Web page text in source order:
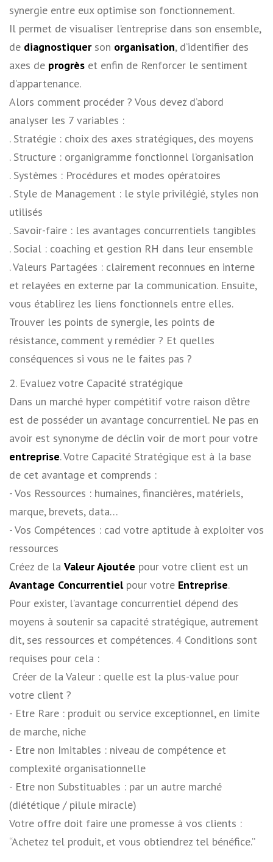
synergie entre eux optimise son fonctionnement.
Il permet de visualiser l’entreprise dans son ensemble,
de diagnostiquer son organisation, d’identifier des
axes de progrès et enfin de Renforcer le sentiment
d’appartenance.
Alors comment procéder ? Vous devez d’abord
analyser les 7 variables :
. Stratégie : choix des axes stratégiques, des moyens
. Structure : organigramme fonctionnel l’organisation
. Systèmes : Procédures et modes opératoires
. Style de Management : le style privilégié, styles non
utilisés
. Savoir-faire : les avantages concurrentiels tangibles
. Social : coaching et gestion RH dans leur ensemble
. Valeurs Partagées : clairement reconnues en interne
et relayées en externe par la communication. Ensuite,
vous établirez les liens fonctionnels entre elles.
Trouver les points de synergie, les points de
résistance, comment y remédier ? Et quelles
conséquences si vous ne le faites pas ?
2. Evaluez votre Capacité stratégique
Dans un marché hyper compétitif votre raison d’être
est de posséder un avantage concurrentiel. Ne pas en
avoir est synonyme de déclin voir de mort pour votre
entreprise. Votre Capacité Stratégique est à la base
de cet avantage et comprends :
­- Vos Ressources : humaines, financières, matériels,
marque, brevets, data…
­- Vos Compétences : cad votre aptitude à exploiter vos
ressources
Créez de la Valeur Ajoutée pour votre client est un
Avantage Concurrentielpour votre Entreprise.
Pour exister, l’avantage concurrentiel dépend des
moyens à soutenir sa capacité stratégique, autrement
dit, ses ressources et compétences. 4 Conditions sont
requises pour cela :
­ Créer de la Valeur : quelle est la plus-value pour
votre client ?
­- Etre Rare : produit ou service exceptionnel, en limite
de marche, niche
­- Etre non Imitables : niveau de compétence et
complexité organisationnelle
­- Etre non Substituables : par un autre marché
(diététique / pilule miracle)
Votre offre doit faire une promesse à vos clients :
“Achetez tel produit, et vous obtiendrez tel bénéfice.”